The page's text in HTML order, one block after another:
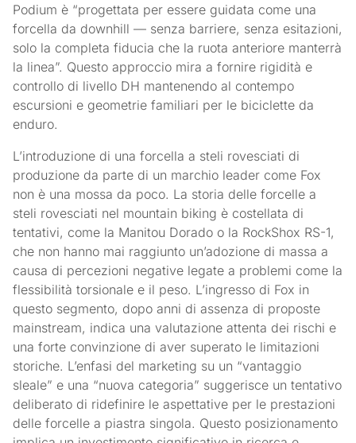
Podium è “progettata per essere guidata come una
forcella da downhill — senza barriere, senza esitazioni,
solo la completa fiducia che la ruota anteriore manterrà
la linea”. Questo approccio mira a fornire rigidità e
controllo di livello DH mantenendo al contempo
escursioni e geometrie familiari per le biciclette da
enduro.
L’introduzione di una forcella a steli rovesciati di
produzione da parte di un marchio leader come Fox
non è una mossa da poco. La storia delle forcelle a
steli rovesciati nel mountain biking è costellata di
tentativi, come la Manitou Dorado o la RockShox RS-1,
che non hanno mai raggiunto un’adozione di massa a
causa di percezioni negative legate a problemi come la
flessibilità torsionale e il peso. L’ingresso di Fox in
questo segmento, dopo anni di assenza di proposte
mainstream, indica una valutazione attenta dei rischi e
una forte convinzione di aver superato le limitazioni
storiche. L’enfasi del marketing su un “vantaggio
sleale” e una “nuova categoria” suggerisce un tentativo
deliberato di ridefinire le aspettative per le prestazioni
delle forcelle a piastra singola. Questo posizionamento